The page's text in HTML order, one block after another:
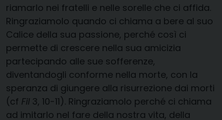
riamarlo nei fratelli e nelle sorelle che ci affida.
Ringraziamolo quando ci chiama a bere al suo
Calice della sua passione, perché così ci
permette di crescere nella sua amicizia
partecipando alle sue sofferenze,
diventandogli conforme nella morte, con la
speranza di giungere alla risurrezione dai morti
(cf Fil 3, 10-11). Ringraziamolo perché ci chiama
ad imitarlo nel fare della nostra vita, della